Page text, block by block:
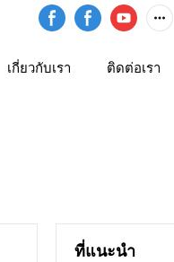
เกี่ยวกับเรา ติดต่อเรา
ที่แนะนำ